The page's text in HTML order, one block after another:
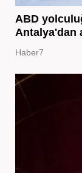
ABD
Antalya'dan
Haber7